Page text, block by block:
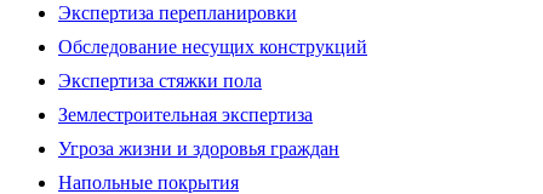
Экспертиза перепланировки
Обследование несущих конструкций
Экспертиза стяжки пола
Землестроительная экспертиза
Угроза жизни и здоровья граждан
Напольные покрытия